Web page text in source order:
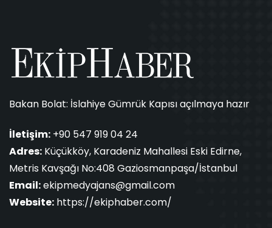
Bakan Bolat: İslahiye Gümrük Kapısı açılmaya hazır
İletişim: +90 547 919 04 24
Adres: Küçükköy, Karadeniz Mahallesi Eski Edirne,
Metris Kavşağı No:408 Gaziosmanpaşa/İstanbul
Email:ekipmedyajans@gmail.com
Website: https://ekiphaber.com/